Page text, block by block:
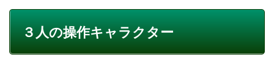
３人の操作キャラクター